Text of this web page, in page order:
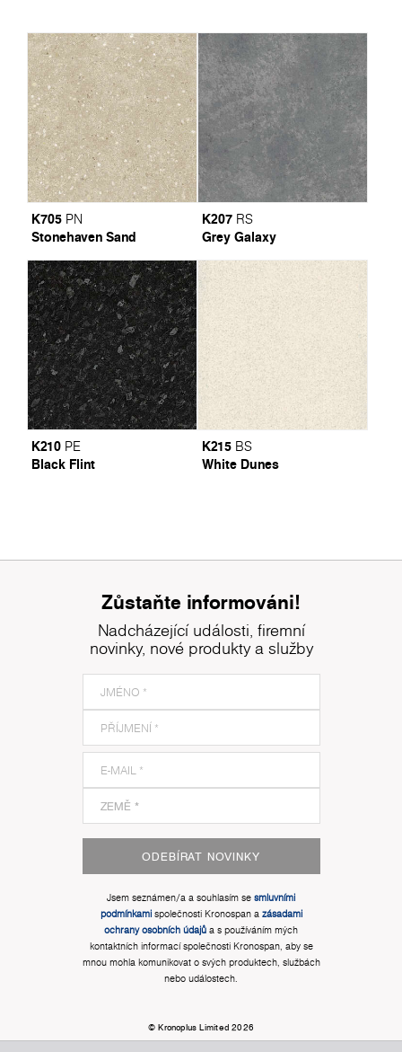
K705 PN
Stonehaven Sand
K207 RS
Grey Galaxy
K210 PE
Black Flint
K215 BS
White Dunes
Zůstaňte informováni!
Nadcházející události, firemní
novinky, nové produkty a služby
ODEBÍRAT NOVINKY
Jsem seznámen/a a souhlasím se smluvními
podmínkamispolečnosti Kronospan a zásadami
ochrany osobních údajů a s používáním mých
kontaktních informací společnosti Kronospan, aby se
mnou mohla komunikovat o svých produktech, službách
nebo událostech.
© Kronoplus Limited 2026